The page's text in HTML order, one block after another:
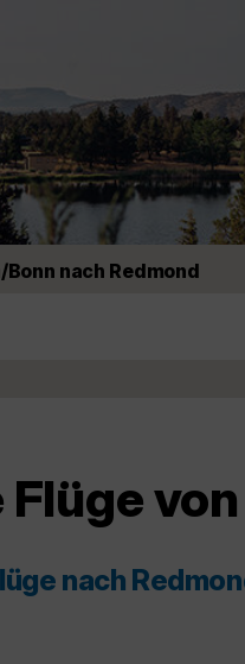
nach Redmond
nach